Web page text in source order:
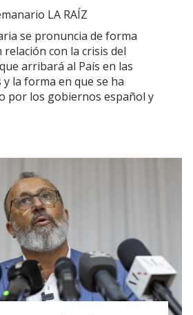
LA RAÍZ
se pronuncia de forma
con la crisis del
arribará al País en las
la forma en que se ha
por los gobiernos español y